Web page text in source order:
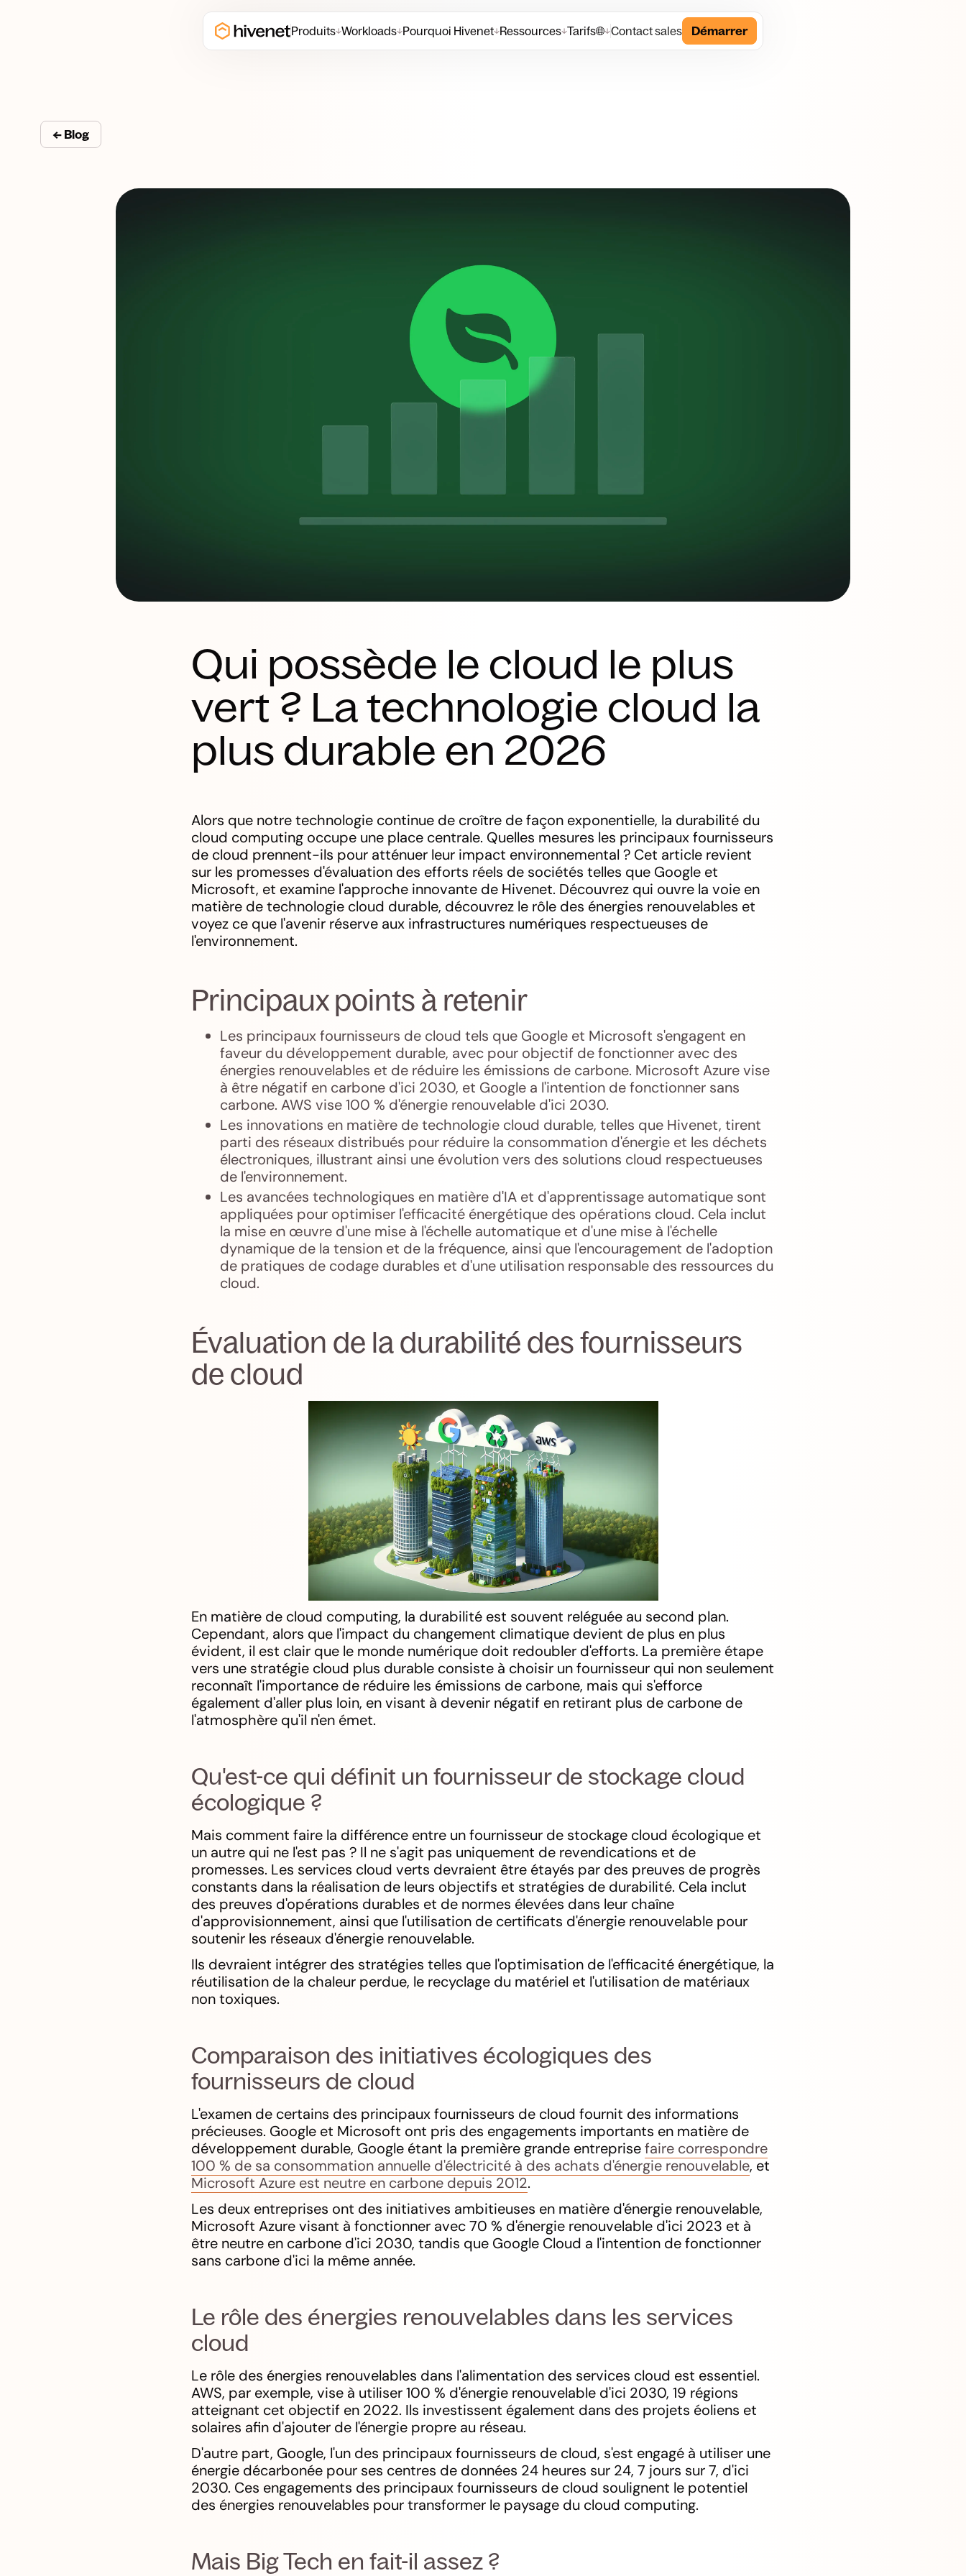
Produits↓Workloads↓Pourquoi Hivenet↓Ressources↓Tarifs ↓Contact sales Démarrer
← Blog
Qui possède le cloud le plus
vert ? La technologie cloud la
plus durable en 2026
Alors que notre technologie continue de croître de façon exponentielle, la durabilité du
cloud computing occupe une place centrale. Quelles mesures les principaux fournisseurs
de cloud prennent-ils pour atténuer leur impact environnemental ? Cet article revient
sur les promesses d'évaluation des efforts réels de sociétés telles que Google et
Microsoft, et examine l'approche innovante de Hivenet. Découvrez qui ouvre la voie en
matière de technologie cloud durable, découvrez le rôle des énergies renouvelables et
voyez ce que l'avenir réserve aux infrastructures numériques respectueuses de
l'environnement.
Principaux points à retenir
Les principaux fournisseurs de cloud tels que Google et Microsoft s'engagent en
faveur du développement durable, avec pour objectif de fonctionner avec des
énergies renouvelables et de réduire les émissions de carbone. Microsoft Azure vise
à être négatif en carbone d'ici 2030, et Google a l'intention de fonctionner sans
carbone. AWS vise 100 % d'énergie renouvelable d'ici 2030.
Les innovations en matière de technologie cloud durable, telles que Hivenet, tirent
parti des réseaux distribués pour réduire la consommation d'énergie et les déchets
électroniques, illustrant ainsi une évolution vers des solutions cloud respectueuses
de l'environnement.
Les avancées technologiques en matière d'IA et d'apprentissage automatique sont
appliquées pour optimiser l'efficacité énergétique des opérations cloud. Cela inclut
la mise en œuvre d'une mise à l'échelle automatique et d'une mise à l'échelle
dynamique de la tension et de la fréquence, ainsi que l'encouragement de l'adoption
de pratiques de codage durables et d'une utilisation responsable des ressources du
cloud.
Évaluation de la durabilité des fournisseurs
de cloud
En matière de cloud computing, la durabilité est souvent reléguée au second plan.
Cependant, alors que l'impact du changement climatique devient de plus en plus
évident, il est clair que le monde numérique doit redoubler d'efforts. La première étape
vers une stratégie cloud plus durable consiste à choisir un fournisseur qui non seulement
reconnaît l'importance de réduire les émissions de carbone, mais qui s'efforce
également d'aller plus loin, en visant à devenir négatif en retirant plus de carbone de
l'atmosphère qu'il n'en émet.
Qu'est-ce qui définit un fournisseur de stockage cloud
écologique ?
Mais comment faire la différence entre un fournisseur de stockage cloud écologique et
un autre qui ne l'est pas ? Il ne s'agit pas uniquement de revendications et de
promesses. Les services cloud verts devraient être étayés par des preuves de progrès
constants dans la réalisation de leurs objectifs et stratégies de durabilité. Cela inclut
des preuves d'opérations durables et de normes élevées dans leur chaîne
d'approvisionnement, ainsi que l'utilisation de certificats d'énergie renouvelable pour
soutenir les réseaux d'énergie renouvelable.
Ils devraient intégrer des stratégies telles que l'optimisation de l'efficacité énergétique, la
réutilisation de la chaleur perdue, le recyclage du matériel et l'utilisation de matériaux
non toxiques.
Comparaison des initiatives écologiques des
fournisseurs de cloud
L'examen de certains des principaux fournisseurs de cloud fournit des informations
précieuses. Google et Microsoft ont pris des engagements importants en matière de
développement durable, Google étant la première grande entreprisefaire correspondre
100 % de sa consommation annuelle d'électricité à des achats d'énergie renouvelable, et
Microsoft Azure est neutre en carbone depuis 2012.
Les deux entreprises ont des initiatives ambitieuses en matière d'énergie renouvelable,
Microsoft Azure visant à fonctionner avec 70 % d'énergie renouvelable d'ici 2023 et à
être neutre en carbone d'ici 2030, tandis que Google Cloud a l'intention de fonctionner
sans carbone d'ici la même année.
Le rôle des énergies renouvelables dans les services
cloud
Le rôle des énergies renouvelables dans l'alimentation des services cloud est essentiel.
AWS, par exemple, vise à utiliser 100 % d'énergie renouvelable d'ici 2030, 19 régions
atteignant cet objectif en 2022. Ils investissent également dans des projets éoliens et
solaires afin d'ajouter de l'énergie propre au réseau.
D'autre part, Google, l'un des principaux fournisseurs de cloud, s'est engagé à utiliser une
énergie décarbonée pour ses centres de données 24 heures sur 24, 7 jours sur 7, d'ici
2030. Ces engagements des principaux fournisseurs de cloud soulignent le potentiel
des énergies renouvelables pour transformer le paysage du cloud computing.
Mais Big Tech en fait-il assez ?